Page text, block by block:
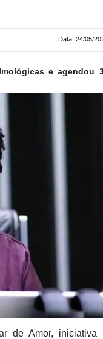
Data: 24/05/
e agendou
de Amor, iniciativa